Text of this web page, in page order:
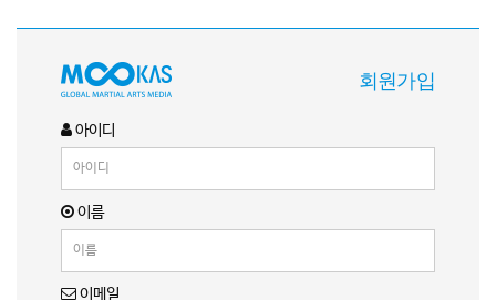
회원가입
아이디
이름
이메일